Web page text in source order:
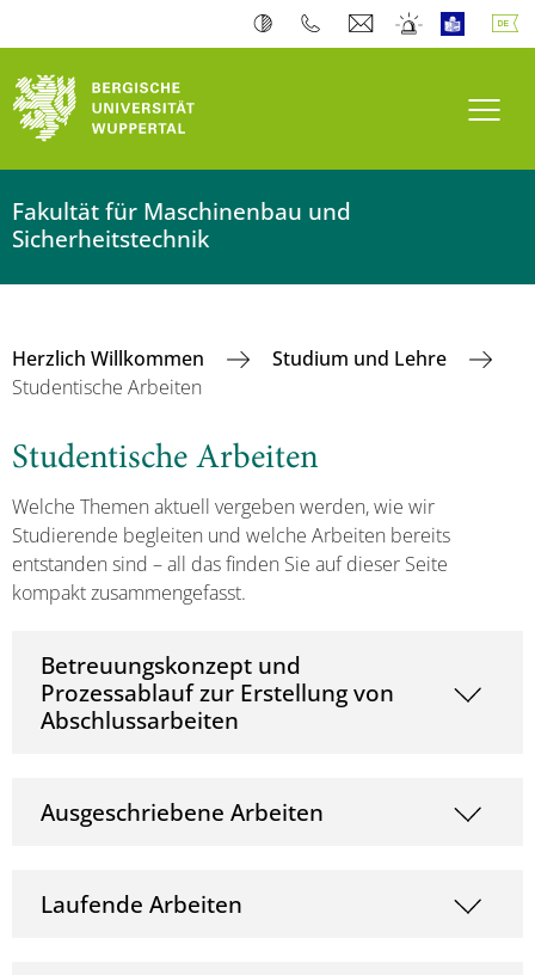
Fakultät für Maschinenbau und
Sicherheitstechnik
Herzlich Willkommen
Studium und Lehre
Studentische Arbeiten
Studentische Arbeiten
Welche Themen aktuell vergeben werden, wie wir
Studierende begleiten und welche Arbeiten bereits
entstanden sind – all das finden Sie auf dieser Seite
kompakt zusammengefasst.
Betreuungskonzept und
Prozessablauf zur Erstellung von
Abschlussarbeiten
Ausgeschriebene Arbeiten
Laufende Arbeiten